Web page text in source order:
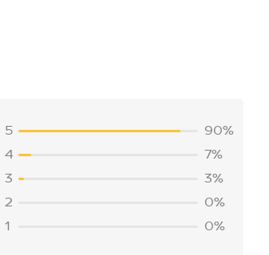
5
90%
4
7%
3
3%
2
0%
1
0%